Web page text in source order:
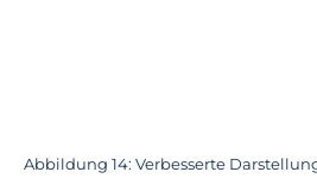
Abbildung 14: Verbesserte